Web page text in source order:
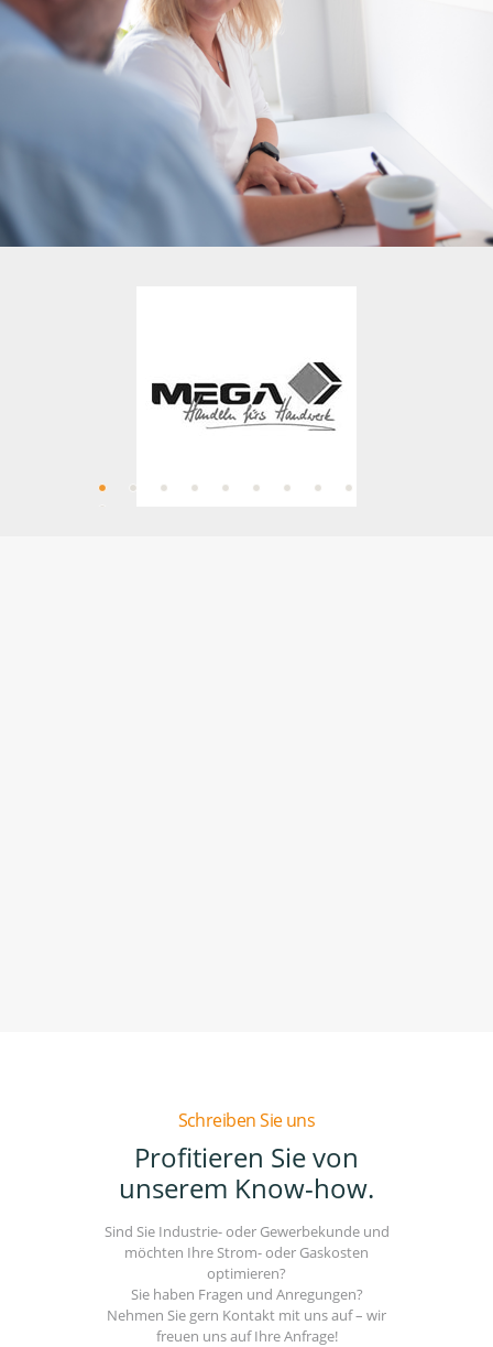
Schreiben Sie uns
Profitieren Sie von
unserem Know-how.
Sind Sie Industrie- oder Gewerbekunde und
möchten Ihre Strom- oder Gaskosten
optimieren?
Sie haben Fragen und Anregungen?
Nehmen Sie gern Kontakt mit uns auf – wir
freuen uns auf Ihre Anfrage!